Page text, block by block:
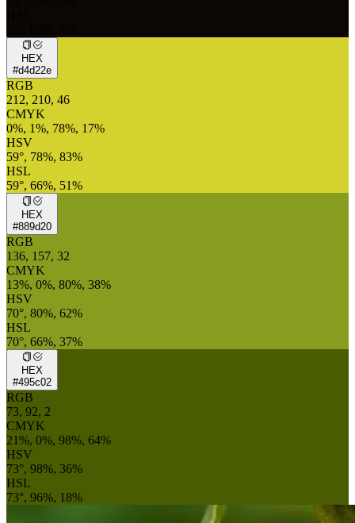
HEX
#d4d22e
RGB
212, 210, 46
CMYK
0%, 1%, 78%, 17%
HSV
59°, 78%, 83%
HSL
59°, 66%, 51%
HEX
#889d20
RGB
136, 157, 32
CMYK
13%, 0%, 80%, 38%
HSV
70°, 80%, 62%
HSL
70°, 66%, 37%
HEX
#495c02
RGB
73, 92, 2
CMYK
21%, 0%, 98%, 64%
HSV
73°, 98%, 36%
HSL
73°, 96%, 18%